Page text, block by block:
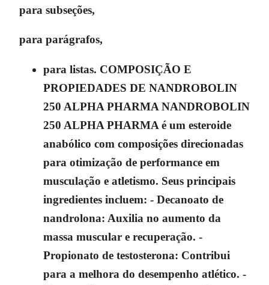
para subseções,
para parágrafos,
para listas. COMPOSIÇÃO E
PROPIEDADES DE NANDROBOLIN
250 ALPHA PHARMA NANDROBOLIN
250 ALPHA PHARMA é um esteroide
anabólico com composições direcionadas
para otimização de performance em
musculação e atletismo. Seus principais
ingredientes incluem: - Decanoato de
nandrolona: Auxilia no aumento da
massa muscular e recuperação. -
Propionato de testosterona: Contribui
para a melhora do desempenho atlético. -